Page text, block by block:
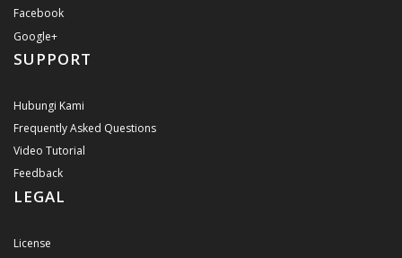
Facebook
Google+
SUPPORT
Hubungi Kami
Frequently Asked Questions
Video Tutorial
Feedback
LEGAL
License